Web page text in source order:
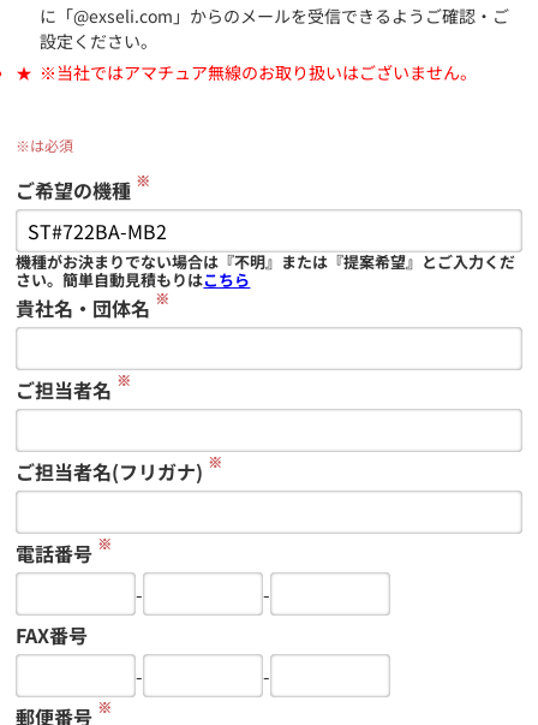
に「@exseli.com」からのメールを受信できるようご確認・ご
設定ください。
※当社ではアマチュア無線のお取り扱いはございません。
※は必須
ご希望の機種 ※
機種がお決まりでない場合は『不明』または『提案希望』とご入力くだ
さい。簡単自動見積もりはこちら
貴社名・団体名 ※
ご担当者名 ※
ご担当者名(フリガナ) ※
電話番号 ※
-
-
FAX番号
-
-
郵便番号 ※